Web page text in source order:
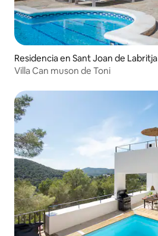
Residencia en Sant Joan de Labritja
Villa Can muson de Toni